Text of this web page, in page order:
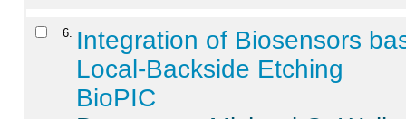
6
Integration of Biosensors
Local-Backside Etching
BioPIC